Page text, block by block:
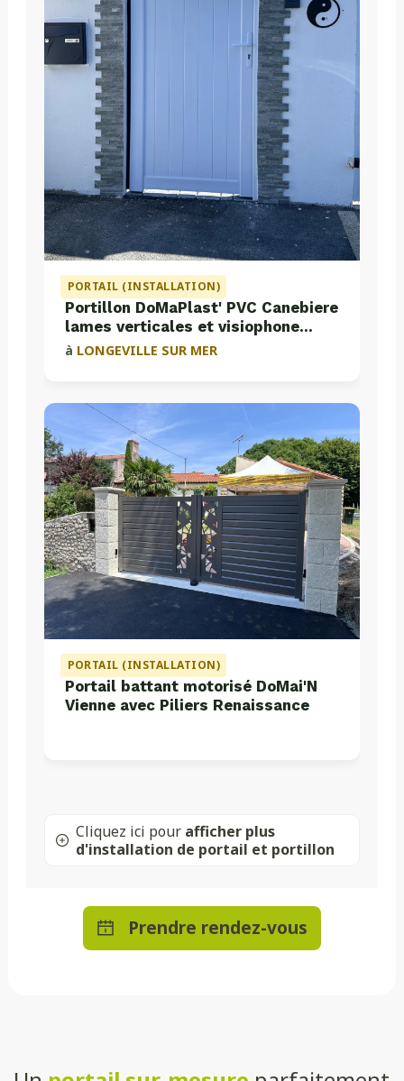
PORTAIL (INSTALLATION)
Portillon DoMaPlast' PVC Canebiere
lames verticales et visiophone
Aiphone
à LONGEVILLE SUR MER
PORTAIL (INSTALLATION)
Portail battant motorisé DoMai'N
Vienne avec Piliers Renaissance
Cliquez ici pour afficher plus
d'installation de portail et portillon
Prendre rendez-vous